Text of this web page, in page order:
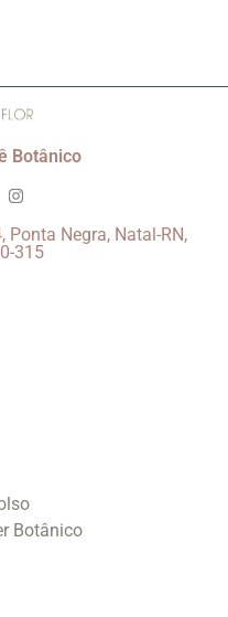
Botânico
Negra, Natal-RN,
315
Botânico